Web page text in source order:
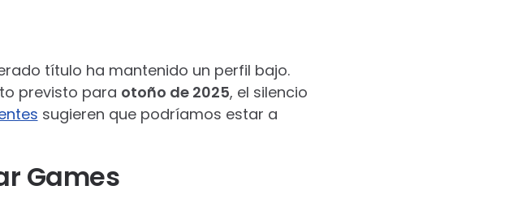
título ha mantenido un perfil bajo.
previsto para otoño de 2025, el silencio
sugieren que podríamos estar a
Games